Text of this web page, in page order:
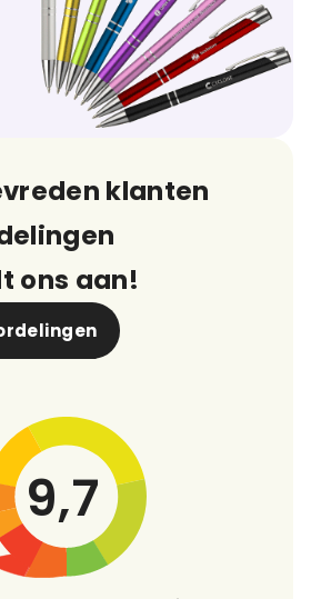
klanten
ons aan!
9,7